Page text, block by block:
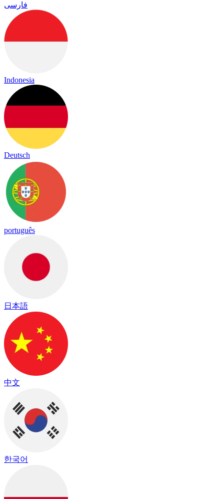
فارسی
Indonesia
Deutsch
português
日本語
中文
한국어